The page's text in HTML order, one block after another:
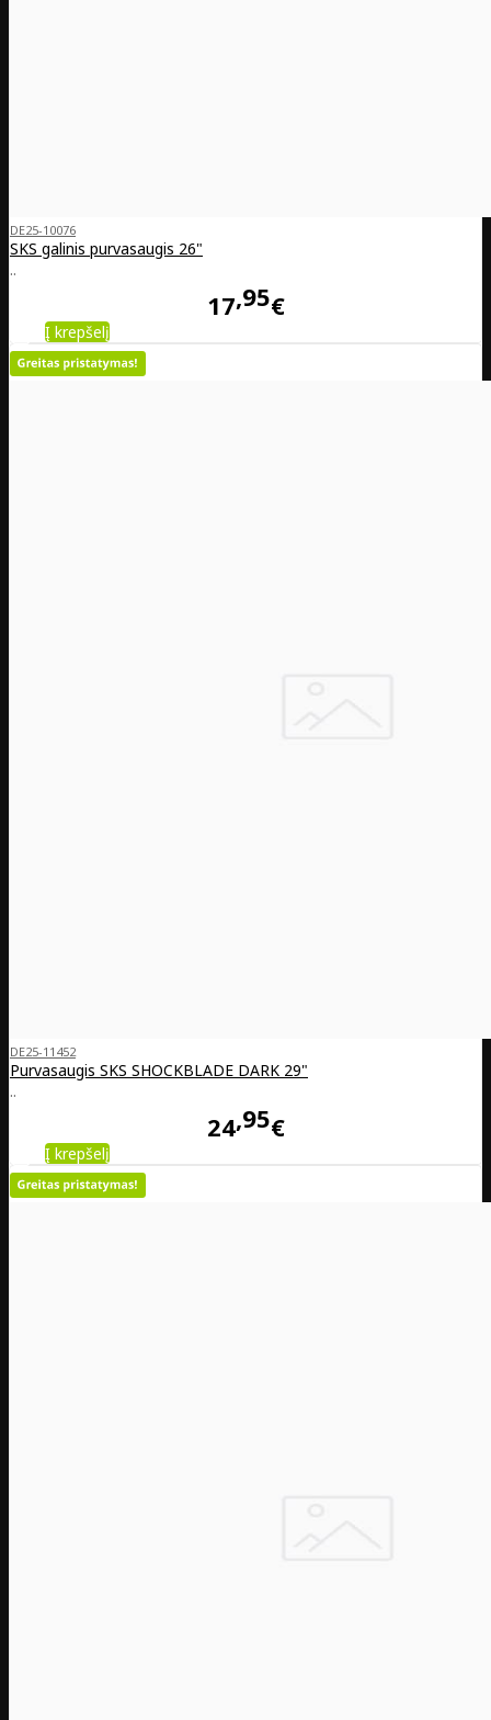
DE25-10076
SKS galinis purvasaugis 26"
..
17 95€
Į krepšelį
DE25-11452
Purvasaugis SKS SHOCKBLADE DARK 29"
..
24 95€
Į krepšelį